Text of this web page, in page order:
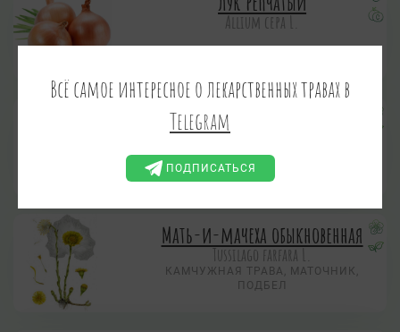
Allium сера L.
Люцерна посевная
Medicago sativa L.
ЛЮЦЕРНА СИНЯЯ
Мать-и-мачеха обыкновенная
Tussilago farfara L.
КАМЧУЖНАЯ ТРАВА, МАТОЧНИК,
ПОДБЕЛ
Всё самое интересное о лекарственных травах в
Telegram
ПОДПИСАТЬСЯ